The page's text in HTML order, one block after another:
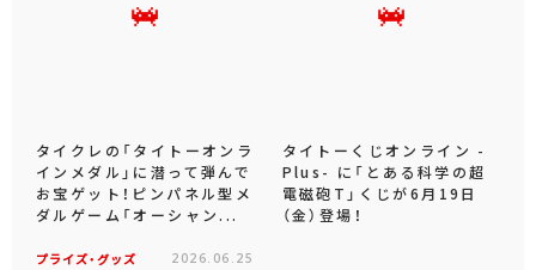
タイクレの「タイトーオンラ
インメダル」に潜って弾んで
お宝ゲット！ピンパネル型メ
ダルゲーム「オーシャン...
プライズ・グッズ 2026.06.25
タイトーくじオンライン -
Plus- に「とある科学の超
電磁砲T」くじが6月19日
（金）登場！